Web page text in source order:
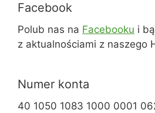
Facebook
Polub nas na Facebooku i
z aktualnościami z naszego
Numer konta
40 1050 1083 1000 0001